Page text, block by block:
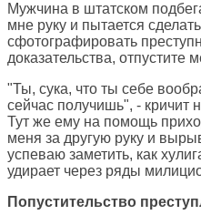
Мужчина в штатском
мне руку и пытается
сфотографировать
доказательства, отпустите
"Ты, сука, что ты себе
сейчас получишь", - кричит
Тут же ему на помощь
меня за другую руку и
успеваю заметить, как
удирает через ряды
Попустительство